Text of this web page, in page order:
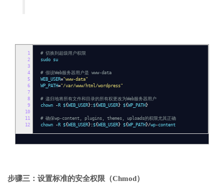
1
2
3
4
5
6
7
8
9
10
11
12
# 切换到超级用户权限
sudo su
# 假设Web服务器用户是 www-data
WEB_USER="www-data"
WP_PATH="/var/www/html/wordpress"
# 递归地将所有文件和目录的所有权更改为Web服务器用户
chown - R ${WEB_USER}:${WEB_USER} ${WP_PATH }
# 确保wp-content, plugins, themes, uploads的权限尤其正确
chown - R ${WEB_USER}:${WEB_USER} ${WP_PATH }/wp- content
步骤三：设置标准的安全权限（Chmod）